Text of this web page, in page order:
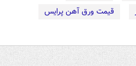
قیمت ورق آهن پرایس